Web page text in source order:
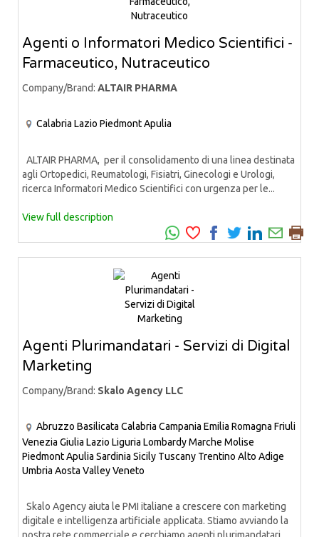
Agenti o Informatori Medico Scientifici -
Farmaceutico, Nutraceutico
Company/Brand: ALTAIR PHARMA
Calabria Lazio PiedmontApulia
ALTAIR PHARMA, per il consolidamento di una linea destinata
agli Ortopedici, Reumatologi, Fisiatri, Ginecologi e Urologi,
ricerca Informatori Medico Scientifici con urgenza per le...
View full description
Agenti Plurimandatari - Servizi di Digital
Marketing
Company/Brand: Skalo Agency LLC
Abruzzo Basilicata Calabria Campania Emilia Romagna Friuli
Venezia Giulia Lazio Liguria LombardyMarche Molise
PiedmontApulia Sardinia Sicily Tuscany Trentino Alto Adige
Umbria Aosta ValleyVeneto
Skalo Agency aiuta le PMI italiane a crescere con marketing
digitale e intelligenza artificiale applicata. Stiamo avviando la
nostra rete commerciale e cerchiamo agenti plurimandatari